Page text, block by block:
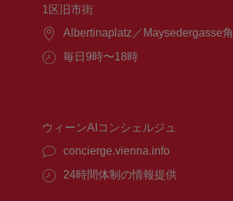
1区旧市街
場
Albertinaplatz／Maysedergasse角
営
毎日9時〜18時
ウィーンAIコンシェルジュ
concierge.vienna.info
24時間体制の情報提供